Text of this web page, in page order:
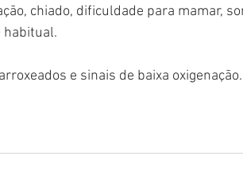
chiado, dificuldade para mamar,
habitual.
e sinais de baixa oxigenação.